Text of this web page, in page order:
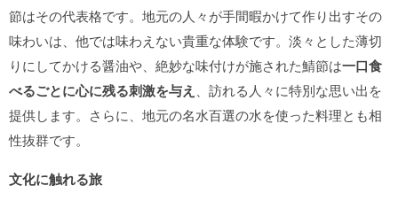
節はその代表格です。地元の人々が手間暇かけて作り出すその
味わいは、他では味わえない貴重な体験です。淡々とした薄切
りにしてかける醤油や、絶妙な味付けが施された鯖節は一口食
べるごとに心に残る刺激を与え
、訪れる人々に特別な思い出を
提供します。さらに、地元の名水百選の水を使った料理とも相
性抜群です。
文化に触れる旅